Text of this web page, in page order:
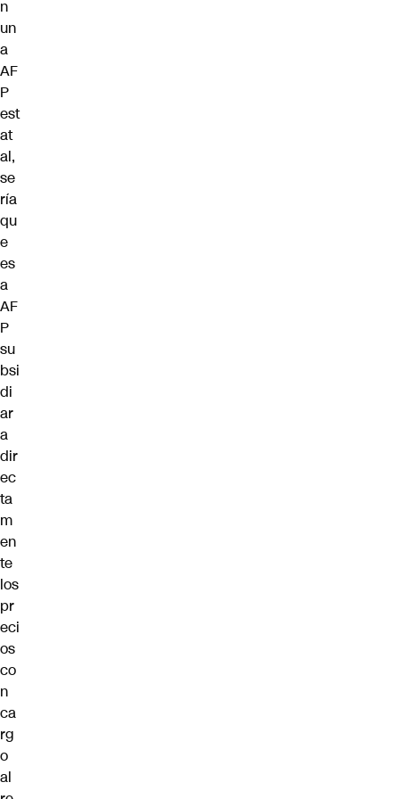
n
un
a
AF
P
est
at
al,
se
ría
qu
e
es
a
AF
P
su
bsi
di
ar
a
dir
ec
ta
m
en
te
los
pr
eci
os
co
n
ca
rg
o
al